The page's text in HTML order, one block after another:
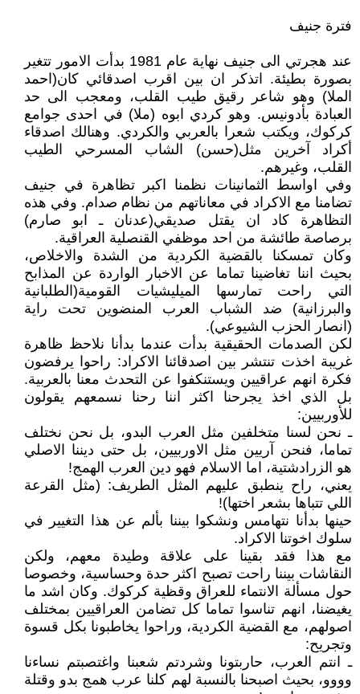
فترة جنيف
عند هجرتي الى جنيف نهاية عام 1981 بدأت الامور تتغير
بصورة بطيئة. اتذكر ان بين اقرب اصدقائي كان(احمد
الملا) وهو شاعر رقيق طيب القلب، ومعجب الى حد
العبادة بأدونيس. وهو كردي ابوه (ملا) في احدى جوامع
كركوك، ويكتب شعرا بالعربي والكردي. وهنالك اصدقاء
أكراد آخرين مثل(حسن) الشاب المسرحي الطيب
القلب، وغيرهم.
وفي اواسط الثمانينات نظمنا اكبر تظاهرة في جنيف
تضامنا مع الاكراد في معاناتهم من نظام صدام. وفي هذه
التظاهرة كاد ان يقتل صديقي(عدنان ـ ابو صارم)
برصاصة طائشة من احد موظفي القنصلية العراقية.
وكان تمسكنا بالقضية الكردية من الشدة والاخلاص،
بحيث اننا تغاضينا تماما عن الاخبار الواردة عن المذابح
التي راحت تمارسها الميليشيات القومية(الطلبانية
والبرزانية) ضد الشباب العرب المنضوين تحت راية
(انصار الحزب الشيوعي).
لكن الصدمات الحقيقية بدأت عندما بدأنا نلاحظ ظاهرة
غريبة اخذت تنتشر بين اصدقائنا الاكراد: راحوا يرفضون
فكرة انهم عراقيين ويستنكفوا عن التحدث معنا بالعربية.
بل الذي اخذ يجرحنا اكثر اننا رحنا نسمعهم يقولون
للأوربيين:
ـ نحن لسنا متخلفين مثل العرب البدو، بل نحن نختلف
تماما، فنحن آريين مثل الاوربيين، بل حتى ديننا الاصلي
هو الزرادشتية، اما الاسلام فهو دين العرب الهمج!
يعني، راح ينطبق عليهم المثل الطريف: (مثل القرعة
اللي تتباها بشعر اختها)!
حينها بدأنا نتهامس ونشكوا بيننا بألم عن هذا التغيير في
سلوك اخوتنا الاكراد.
مع هذا فقد بقينا على علاقة وطيدة معهم، ولكن
النقاشات بيننا راحت تصبح اكثر حدة وحساسية، وخصوصا
حول مسألة الانتماء للعراق وقظية كركوك. وكان اشد ما
يغيضنا، انهم تناسوا تماما كل تضامن العراقيين بمختلف
اصولهم، مع القضية الكردية، وراحوا يخاطبونا بكل قسوة
وتجريح:
ـ انتم العرب، حاربتونا وشردتم شعبنا واغتصبتم نساءنا
وووو، بحيث اصبحنا بالنسبة لهم كلنا عرب همج بدو وقتلة